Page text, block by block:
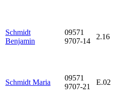
Schmidt
Benjamin
09571
9707-14
2.16
Schmidt Maria
09571
9707-21
E.02